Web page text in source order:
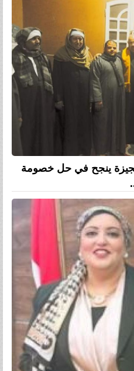
ينجح في حل خصومة